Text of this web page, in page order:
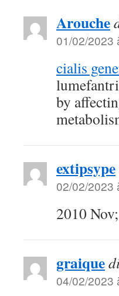
Arouche
01/02/2023
cialis
by
extipsype
02/02/2023
2010
graique
04/02/2023